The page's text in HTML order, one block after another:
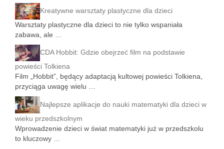
Kreatywne warsztaty plastyczne dla dzieci
Warsztaty plastyczne dla dzieci to nie tylko wspaniała
zabawa, ale …
CDA Hobbit: Gdzie obejrzeć film na podstawie
powieści Tolkiena
Film „Hobbit”, będący adaptacją kultowej powieści Tolkiena,
przyciąga uwagę wielu …
Najlepsze aplikacje do nauki matematyki dla dzieci w
wieku przedszkolnym
Wprowadzenie dzieci w świat matematyki już w przedszkolu
to kluczowy …